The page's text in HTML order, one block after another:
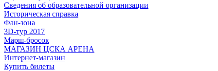
Сведения об образовательной организации
Историческая справка
Фан-зона
3D-тур 2017
Марш-бросок
МАГАЗИН ЦСКА АРЕНА
Интернет-магазин
Купить билеты